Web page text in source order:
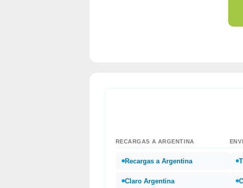
RECARGAS A ARGENTINA
Recargas a Argentina
Claro Argentina